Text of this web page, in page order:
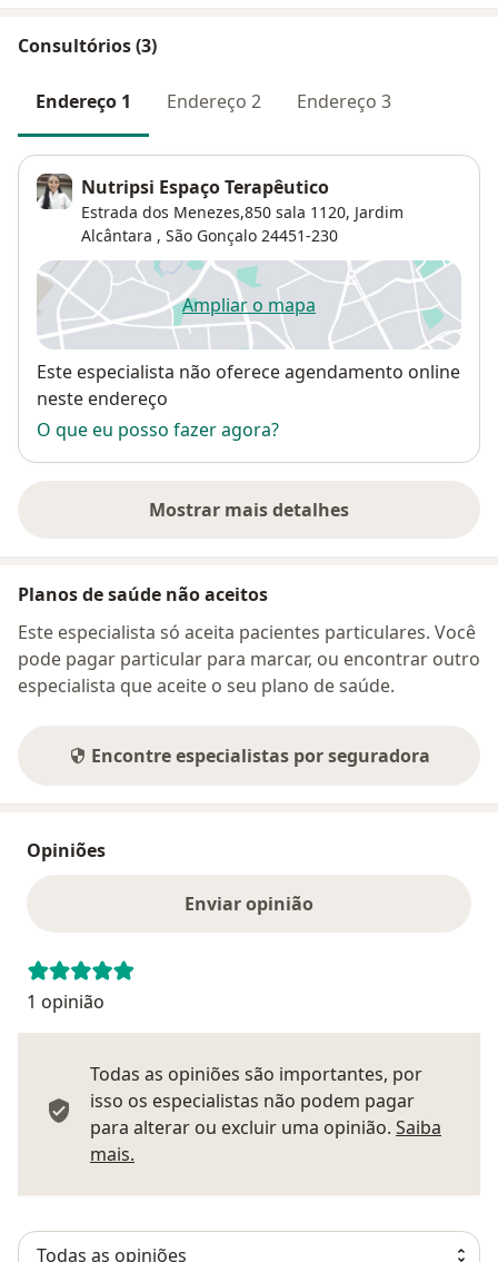
Consultórios (3)
Endereço 1 Endereço 2 Endereço 3
Nutripsi Espaço Terapêutico
Estrada dos Menezes,850 sala 1120, Jardim
Alcântara , São Gonçalo 24451-230
Ampliar o mapaabre num novo separador
Disponibilidade
Este especialista não oferece agendamento online
neste endereço
O que eu posso fazer agora?
Mostrar mais detalhes
sobre o endereço
Planos de saúde não aceitos
Este especialista só aceita pacientes particulares. Você
pode pagar particular para marcar, ou encontrar outro
especialista que aceite o seu plano de saúde.
Encontre especialistas por seguradora
Opiniões
Enviar opinião
1 opinião
Todas as opiniões são importantes, por
isso os especialistas não podem pagar
para alterar ou excluir uma opinião. Saiba
mais.